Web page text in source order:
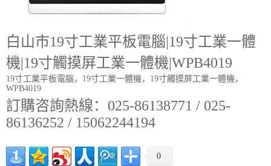
白山市19寸工業平板電腦|19寸工業一體
機|19寸觸摸屏工業一體機|WPB4019
19寸工業平板電腦，19寸工業一體機，19寸觸摸屏工業一體機，
WPB4019
訂購咨詢熱線：025-86138771 / 025-
86136252 / 15062244194
0